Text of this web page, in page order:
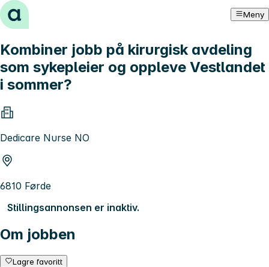
Hopp til innhold Meny
Kombiner jobb på kirurgisk avdeling
som sykepleier og oppleve Vestlandet
i sommer?
Dedicare Nurse NO
6810 Førde
Stillingsannonsen er inaktiv.
Om jobben
Lagre favoritt